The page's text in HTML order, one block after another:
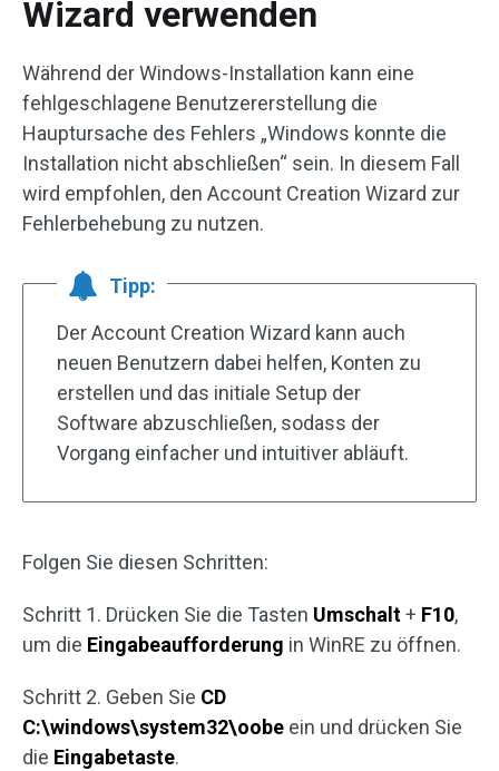
Wizard verwenden
Während der Windows-Installation kann eine
fehlgeschlagene Benutzererstellung die
Hauptursache des Fehlers „Windows konnte die
Installation nicht abschließen“ sein. In diesem Fall
wird empfohlen, den Account Creation Wizard zur
Fehlerbehebung zu nutzen.
Tipp:
Der Account Creation Wizard kann auch
neuen Benutzern dabei helfen, Konten zu
erstellen und das initiale Setup der
Software abzuschließen, sodass der
Vorgang einfacher und intuitiver abläuft.
Folgen Sie diesen Schritten:
Schritt 1. Drücken Sie die Tasten Umschalt+ F10,
um die Eingabeaufforderung in WinRE zu öffnen.
Schritt 2. Geben Sie CD
C:\windows\system32\oobe ein und drücken Sie
die Eingabetaste.